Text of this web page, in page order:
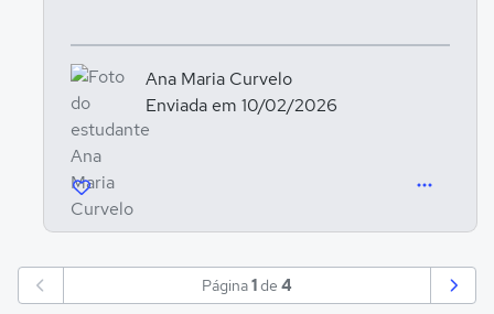
Ana Maria Curvelo
Enviada em 10/02/2026
Página1de 4